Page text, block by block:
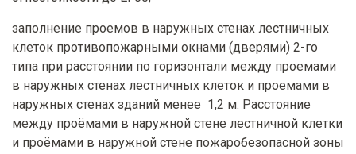
заполнение проемов в наружных стенах лестничных
клеток противопожарными окнами (дверями) 2-го
типа при расстоянии по горизонтали между проемами
в наружных стенах лестничных клеток и проемами в
наружных стенах зданий менее 1,2 м. Расстояние
между проёмами в наружной стене лестничной клетки
и проёмами в наружной стене пожаробезопасной зоны